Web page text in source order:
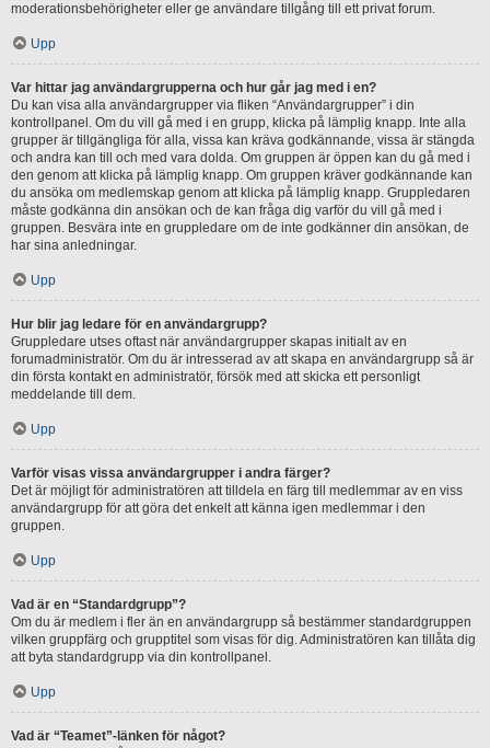
moderationsbehörigheter eller ge användare tillgång till ett privat forum.
Upp
Var hittar jag användargrupperna och hur går jag med i en?
Du kan visa alla användargrupper via fliken “Användargrupper” i din
kontrollpanel. Om du vill gå med i en grupp, klicka på lämplig knapp. Inte alla
grupper är tillgängliga för alla, vissa kan kräva godkännande, vissa är stängda
och andra kan till och med vara dolda. Om gruppen är öppen kan du gå med i
den genom att klicka på lämplig knapp. Om gruppen kräver godkännande kan
du ansöka om medlemskap genom att klicka på lämplig knapp. Gruppledaren
måste godkänna din ansökan och de kan fråga dig varför du vill gå med i
gruppen. Besvära inte en gruppledare om de inte godkänner din ansökan, de
har sina anledningar.
Upp
Hur blir jag ledare för en användargrupp?
Gruppledare utses oftast när användargrupper skapas initialt av en
forumadministratör. Om du är intresserad av att skapa en användargrupp så är
din första kontakt en administratör, försök med att skicka ett personligt
meddelande till dem.
Upp
Varför visas vissa användargrupper i andra färger?
Det är möjligt för administratören att tilldela en färg till medlemmar av en viss
användargrupp för att göra det enkelt att känna igen medlemmar i den
gruppen.
Upp
Vad är en “Standardgrupp”?
Om du är medlem i fler än en användargrupp så bestämmer standardgruppen
vilken gruppfärg och grupptitel som visas för dig. Administratören kan tillåta dig
att byta standardgrupp via din kontrollpanel.
Upp
Vad är “Teamet”-länken för något?